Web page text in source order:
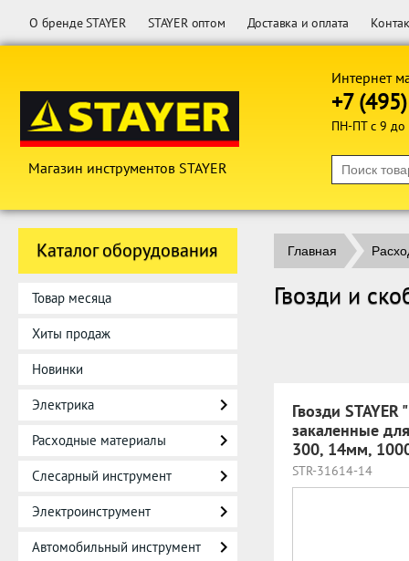
О бренде STAYER STAYER оптом Доставка и оплата
Магазин инструментов STAYER
Интернет
+7
ПН-ПТ с 9 до
Каталог оборудования
Товар месяца
Хиты продаж
Новинки
Электрика
Расходные материалы
Слесарный инструмент
Электроинструмент
Автомобильный инструмент
Главная
Гвозди и
Гвозди STAYER
закаленные
300, 14мм,
STR-31614-14